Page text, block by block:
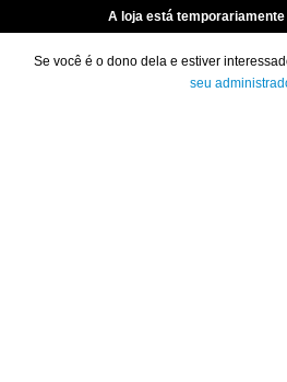
A loja está
Se você é o dono dela e estiver
seu